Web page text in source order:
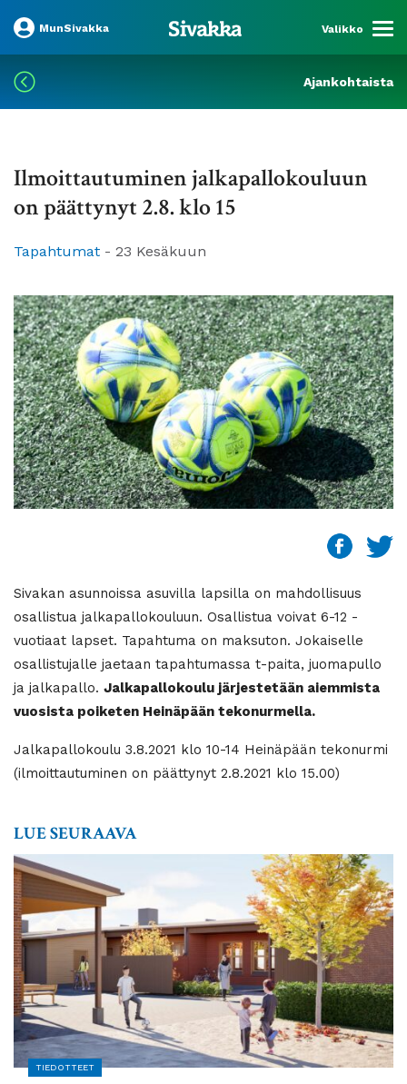
MunSivakka Valikko
Ajankohtaista
Ilmoittautuminen jalkapallokouluun
on päättynyt 2.8. klo 15
Tapahtumat - 23 Kesäkuun
Sivakan asunnoissa asuvilla lapsilla on mahdollisuus
osallistua jalkapallokouluun. Osallistua voivat 6-12 -
vuotiaat lapset. Tapahtuma on maksuton. Jokaiselle
osallistujalle jaetaan tapahtumassa t-paita, juomapullo
ja jalkapallo. Jalkapallokoulu järjestetään aiemmista
vuosista poiketen Heinäpään tekonurmella.
Jalkapallokoulu 3.8.2021 klo 10-14 Heinäpään tekonurmi
(ilmoittautuminen on päättynyt 2.8.2021 klo 15.00)
LUE SEURAAVA
TIEDOTTEET